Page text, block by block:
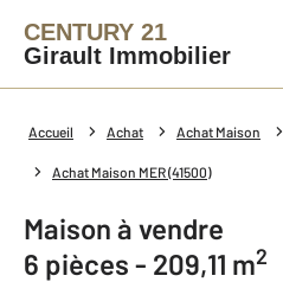
CENTURY 21
Girault Immobilier
Accueil Achat Achat Maison
Achat Maison MER (41500)
Maison à vendre
6 pièces - 209,11 m2